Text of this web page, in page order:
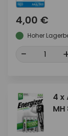
4,00 €
Hoher
-
4 x